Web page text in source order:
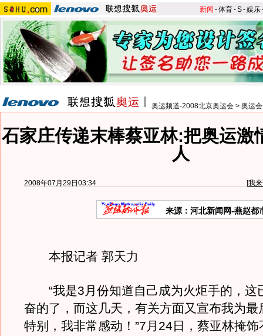
新闻 -体育-S-娱乐
奥运频道-2008北京奥运会 > 奥运
石家庄传递末棒蔡亚林:把奥运激
人
2008年07月29日03:34 [我
来源：河北新闻网-燕赵都
本报记者 郭天力
“我是3月份知道自己成为火炬手的，这
奋的了，而这几天，有关方面又宣布我为最
特别，我非常感动！”7月24日，蔡亚林掩